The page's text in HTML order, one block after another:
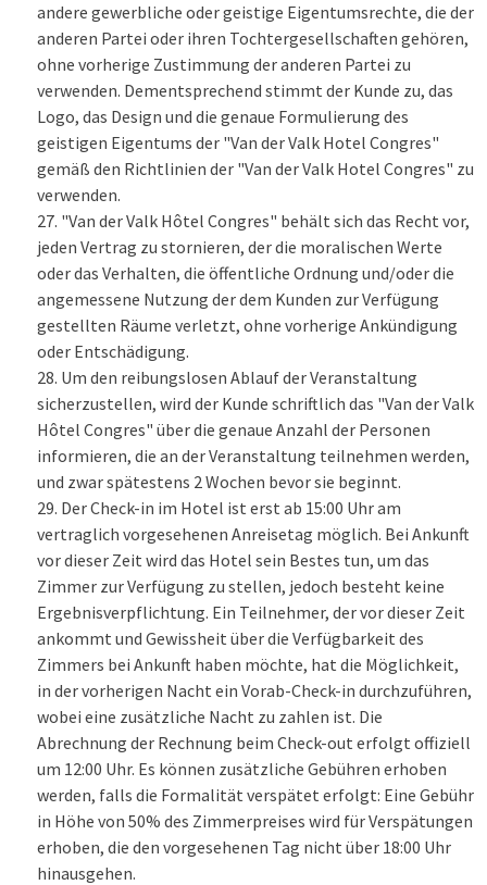
andere gewerbliche oder geistige Eigentumsrechte, die der
anderen Partei oder ihren Tochtergesellschaften gehören,
ohne vorherige Zustimmung der anderen Partei zu
verwenden. Dementsprechend stimmt der Kunde zu, das
Logo, das Design und die genaue Formulierung des
geistigen Eigentums der "Van der Valk Hotel Congres"
gemäß den Richtlinien der "Van der Valk Hotel Congres" zu
verwenden.
"Van der Valk Hôtel Congres" behält sich das Recht vor,
jeden Vertrag zu stornieren, der die moralischen Werte
oder das Verhalten, die öffentliche Ordnung und/oder die
angemessene Nutzung der dem Kunden zur Verfügung
gestellten Räume verletzt, ohne vorherige Ankündigung
oder Entschädigung.
Um den reibungslosen Ablauf der Veranstaltung
sicherzustellen, wird der Kunde schriftlich das "Van der Valk
Hôtel Congres" über die genaue Anzahl der Personen
informieren, die an der Veranstaltung teilnehmen werden,
und zwar spätestens 2 Wochen bevor sie beginnt.
Der Check-in im Hotel ist erst ab 15:00 Uhr am
vertraglich vorgesehenen Anreisetag möglich. Bei Ankunft
vor dieser Zeit wird das Hotel sein Bestes tun, um das
Zimmer zur Verfügung zu stellen, jedoch besteht keine
Ergebnisverpflichtung. Ein Teilnehmer, der vor dieser Zeit
ankommt und Gewissheit über die Verfügbarkeit des
Zimmers bei Ankunft haben möchte, hat die Möglichkeit,
in der vorherigen Nacht ein Vorab-Check-in durchzuführen,
wobei eine zusätzliche Nacht zu zahlen ist. Die
Abrechnung der Rechnung beim Check-out erfolgt offiziell
um 12:00 Uhr. Es können zusätzliche Gebühren erhoben
werden, falls die Formalität verspätet erfolgt: Eine Gebühr
in Höhe von 50% des Zimmerpreises wird für Verspätungen
erhoben, die den vorgesehenen Tag nicht über 18:00 Uhr
hinausgehen.